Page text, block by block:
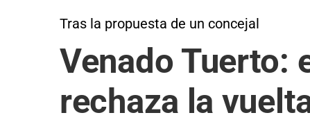
Tras la propuesta de un concejal
Venado Tuerto:
rechaza la